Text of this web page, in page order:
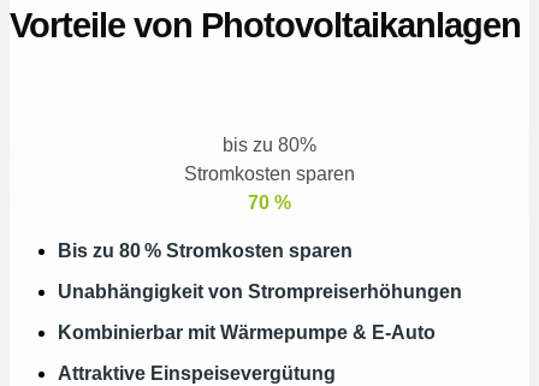
Vorteile von Photovoltaikanlagen
bis zu 80%
Stromkosten sparen
70 %
Bis zu 80 % Stromkosten sparen​
Unabhängigkeit von Strompreiserhöhungen​
Kombinierbar mit Wärmepumpe & E-Auto​
Attraktive Einspeisevergütung​